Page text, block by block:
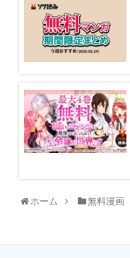
ホーム 無料漫画